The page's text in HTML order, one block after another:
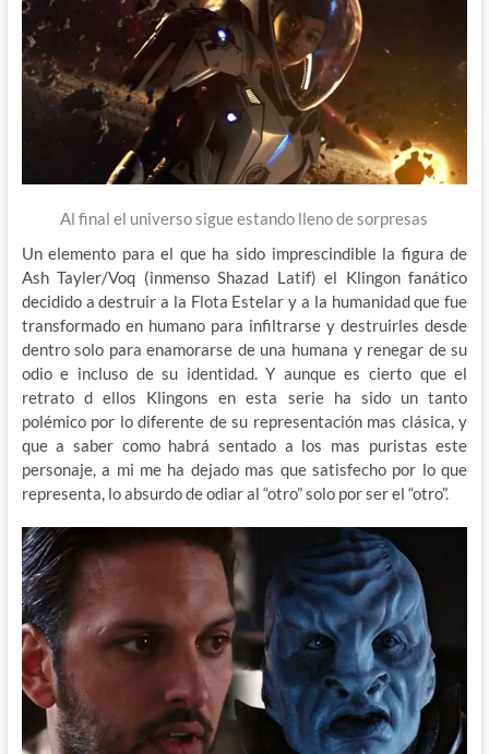
Al final el universo sigue estando lleno de sorpresas
Un elemento para el que ha sido imprescindible la figura de
Ash Tayler/Voq (inmenso Shazad Latif) el Klingon fanático
decidido a destruir a la Flota Estelar y a la humanidad que fue
transformado en humano para infiltrarse y destruirles desde
dentro solo para enamorarse de una humana y renegar de su
odio e incluso de su identidad. Y aunque es cierto que el
retrato d ellos Klingons en esta serie ha sido un tanto
polémico por lo diferente de su representación mas clásica, y
que a saber como habrá sentado a los mas puristas este
personaje, a mi me ha dejado mas que satisfecho por lo que
representa, lo absurdo de odiar al “otro” solo por ser el “otro”.